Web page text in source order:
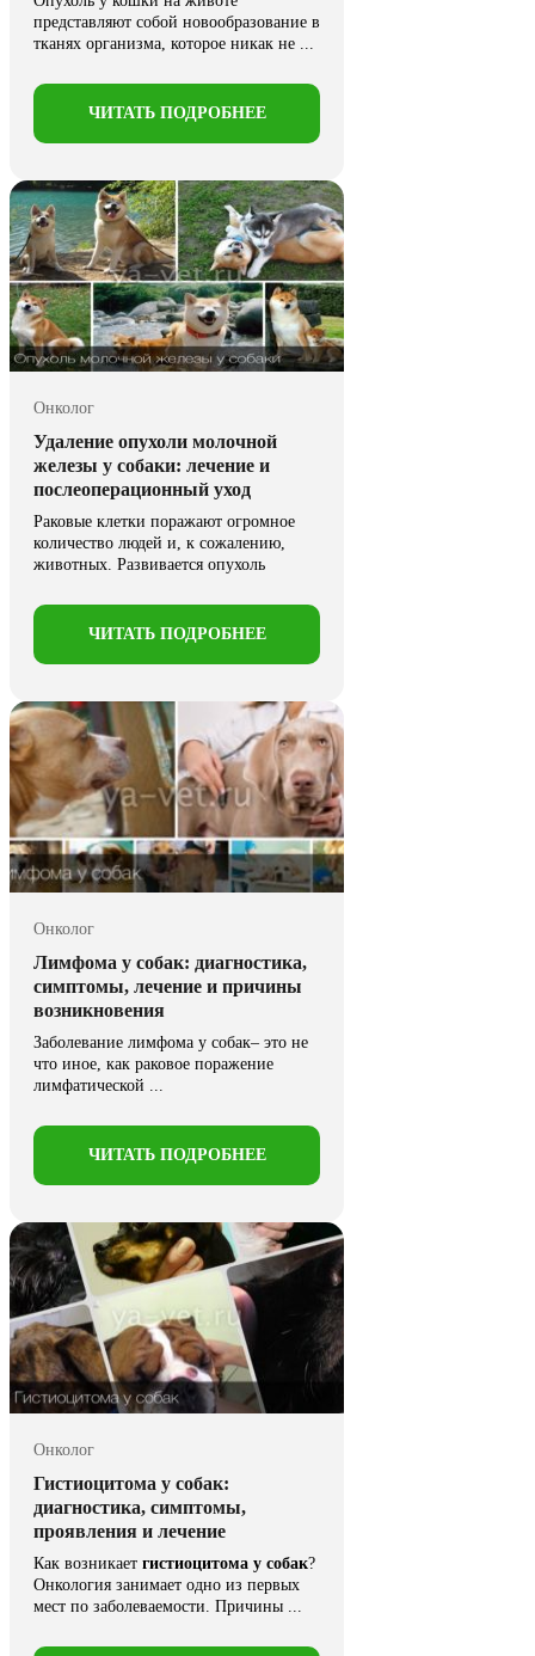
представляют собой новообразование в
тканях организма, которое никак не ...
ЧИТАТЬ ПОДРОБНЕЕ
Онколог
Удаление опухоли молочной
железы у собаки: лечение и
послеоперационный уход
Раковые клетки поражают огромное
количество людей и, к сожалению,
животных. Развивается опухоль
ЧИТАТЬ ПОДРОБНЕЕ
Онколог
Лимфома у собак: диагностика,
симптомы, лечение и причины
возникновения
Заболевание лимфома у собак– это не
что иное, как раковое поражение
лимфатической ...
ЧИТАТЬ ПОДРОБНЕЕ
Онколог
Гистиоцитома у собак:
диагностика, симптомы,
проявления и лечение
Как возникает гистиоцитома у собак?
Онкология занимает одно из первых
мест по заболеваемости. Причины ...